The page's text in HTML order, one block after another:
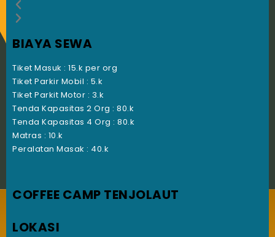
BIAYA SEWA
Tiket Masuk : 15.k per org
Tiket Parkir Mobil : 5.k
Tiket Parkit Motor : 3.k
Tenda Kapasitas 2 Org : 80.k
Tenda Kapasitas 4 Org : 80.k
Matras : 10.k
Peralatan Masak : 40.k
COFFEE CAMP TENJOLAUT
LOKASI